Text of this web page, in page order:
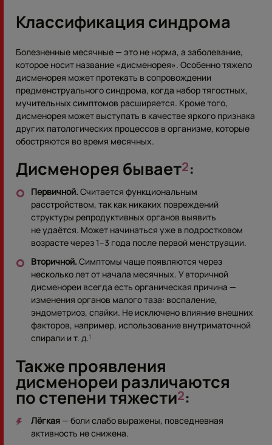
Классификация синдрома
Болезненные месячные — это не норма, а заболевание,
которое носит название «дисменорея». Особенно тяжело
дисменорея может протекать в сопровождении
предменструального синдрома, когда набор тягостных,
мучительных симптомов расширяется. Кроме того,
дисменорея может выступать в качестве яркого признака
других патологических процессов в организме, которые
обостряются во время месячных.
Дисменорея бывает2:
Первичной. Считается функциональным
расстройством, так как никаких повреждений
структуры репродуктивных органов выявить
не удаётся. Может начинаться уже в подростковом
возрасте через 1–3 года после первой менструации.
Вторичной. Симптомы чаще появляются через
несколько лет от начала месячных. У вторичной
дисменореи всегда есть органическая причина —
изменения органов малого таза: воспаление,
эндометриоз, спайки. Не исключено влияние внешних
факторов, например, использование внутриматочной
спирали и т. д.1
Также проявления
дисменореи различаются
по степени тяжести2:
Лёгкая — боли слабо выражены, повседневная
активность не снижена.